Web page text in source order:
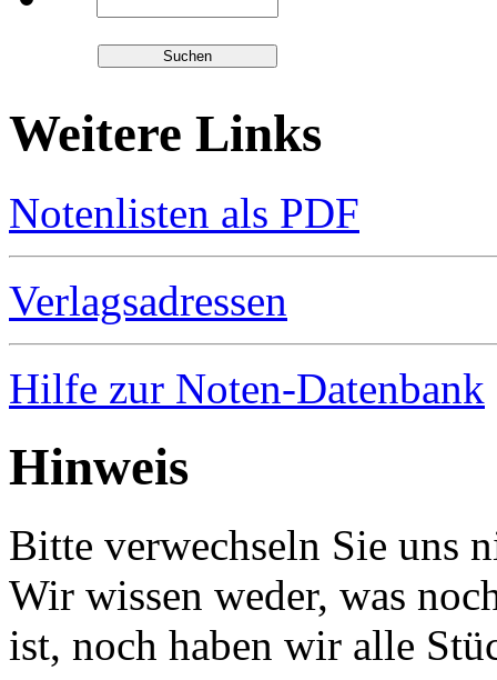
Weitere Links
Notenlisten als PDF
Verlagsadressen
Hilfe zur Noten-Datenbank
Hinweis
Bitte verwechseln Sie uns
Wir wissen weder, was
ist, noch haben wir alle